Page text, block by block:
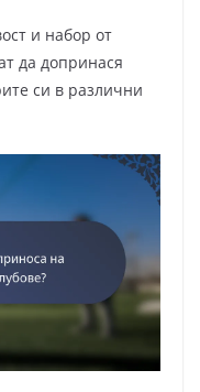
и набор от
да допринася
си в различни